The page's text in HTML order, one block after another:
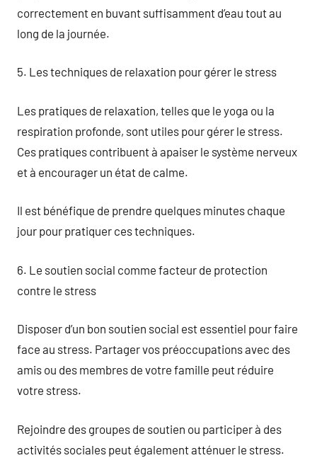
correctement en buvant suffisamment d’eau tout au
long de la journée.
5. Les techniques de relaxation pour gérer le stress
Les pratiques de relaxation, telles que le yoga ou la
respiration profonde, sont utiles pour gérer le stress.
Ces pratiques contribuent à apaiser le système nerveux
et à encourager un état de calme.
Il est bénéfique de prendre quelques minutes chaque
jour pour pratiquer ces techniques.
6. Le soutien social comme facteur de protection
contre le stress
Disposer d’un bon soutien social est essentiel pour faire
face au stress. Partager vos préoccupations avec des
amis ou des membres de votre famille peut réduire
votre stress.
Rejoindre des groupes de soutien ou participer à des
activités sociales peut également atténuer le stress.